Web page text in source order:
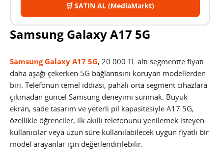
🛒 SATIN AL (MediaMarkt)
Samsung Galaxy A17 5G
Samsung Galaxy A17 5G, 20.000 TL altı segmentte fiyatı
daha aşağı çekerken 5G bağlantısını koruyan modellerden
biri. Telefonun temel iddiası, pahalı orta segment cihazlara
çıkmadan güncel Samsung deneyimi sunmak. Büyük
ekran, sade tasarım ve yeterli pil kapasitesiyle A17 5G,
özellikle öğrenciler, ilk akıllı telefonunu yenilemek isteyen
kullanıcılar veya uzun süre kullanılabilecek uygun fiyatlı bir
model arayanlar için değerlendirilebilir.